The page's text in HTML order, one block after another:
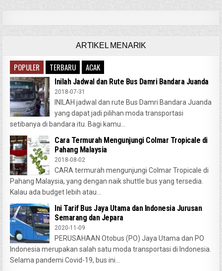
ARTIKEL MENARIK
POPULER TERBARU ACAK
Inilah Jadwal dan Rute Bus Damri Bandara Juanda
2018-07-31
INILAH jadwal dan rute Bus Damri Bandara Juanda
yang dapat jadi pilihan moda transportasi
setibanya di bandara itu. Bagi kamu...
Cara Termurah Mengunjungi Colmar Tropicale di
Pahang Malaysia
2018-08-02
CARA termurah mengunjungi Colmar Tropicale di
Pahang Malaysia, yang dengan naik shuttle bus yang tersedia.
Kalau ada budget lebih atau...
Ini Tarif Bus Jaya Utama dan Indonesia Jurusan
Semarang dan Jepara
2020-11-09
PERUSAHAAN Otobus (PO) Jaya Utama dan PO
Indonesia merupakan salah satu moda transportasi di Indonesia.
Selama pandemi Covid-19, bus ini...